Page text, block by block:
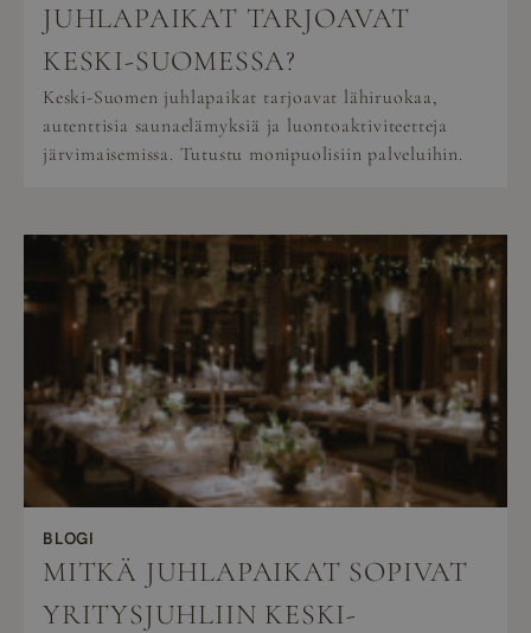
JUHLAPAIKAT TARJOAVAT
KESKI-SUOMESSA?
Keski-Suomen juhlapaikat tarjoavat lähiruokaa,
autenttisia saunaelämyksiä ja luontoaktiviteetteja
järvimaisemissa. Tutustu monipuolisiin palveluihin.
BLOGI
MITKÄ JUHLAPAIKAT SOPIVAT
YRITYSJUHLIIN KESKI-